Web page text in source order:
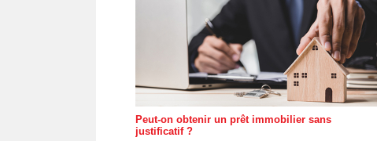
Peut-on obtenir un prêt immobilier sans
justificatif ?